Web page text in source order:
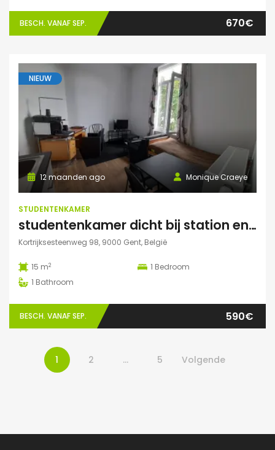
BESCH. VANAF SEP. 670€
NIEUW
Monique Craeye
12 maanden ago
STUDENTENKAMER
studentenkamer dicht bij station en Citadelpark centraal gelegen
Kortrijksesteenweg 98, 9000 Gent, België
15 m2 1 Bedroom
1 Bathroom
BESCH. VANAF SEP. 590€
1 2 … 5 Volgende